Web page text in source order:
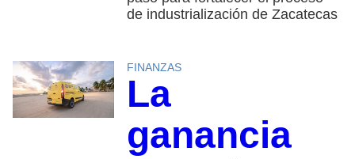
de industrialización de Zacatecas
FINANZAS
La
ganancia